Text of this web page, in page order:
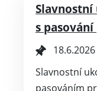
18.6.2026
Slavnostní
pasováním
2026 se koná
roku 2025/